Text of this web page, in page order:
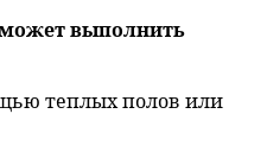
выполнить
теплых полов или